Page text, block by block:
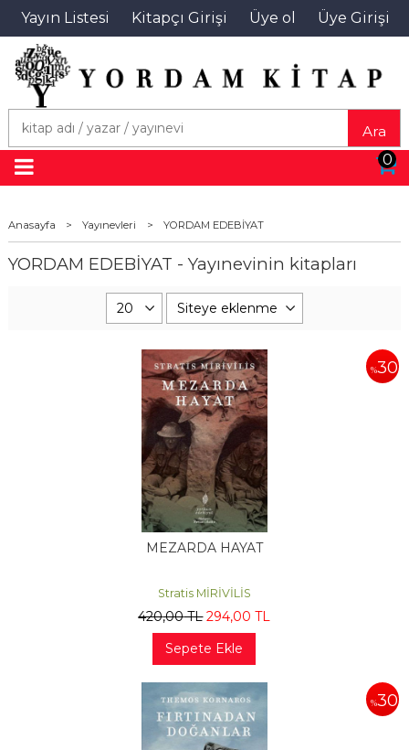
Yayın Listesi Kitapçı Girişi Üye ol Üye Girişi
Ara
0
Anasayfa > Yayınevleri > YORDAM EDEBİYAT
YORDAM EDEBİYAT - Yayınevinin kitapları
%30
MEZARDA HAYAT
Stratis MİRİVİLİS
420,00TL 294,00 TL
Sepete Ekle
%30